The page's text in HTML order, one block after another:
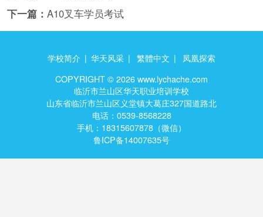
下一篇： A10叉车学员考试
学校简介 | 华天风采 | 繁體中文 |
凤凰探索
COPYRIGHT © 2026 www.lychache.com
临沂市兰山区华天职业培训学校
山东省临沂市兰山区义堂镇大葛庄327国道路北
电话：0539-8568228
手机：18315607878（微信）
鲁ICP备14007635号